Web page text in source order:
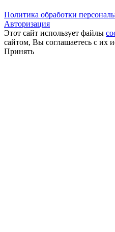
Политика обработки
Авторизация
Этот сайт использует файлы
сайтом, Вы соглашаетесь с их
Принять